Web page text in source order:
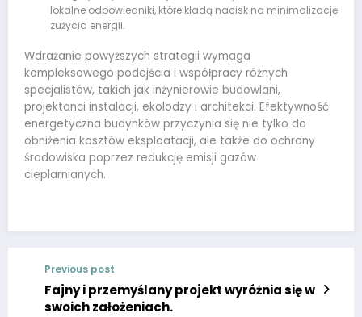
lokalne odpowiedniki, które kładą nacisk na minimalizację
zużycia energii.
Wdrażanie powyższych strategii wymaga
kompleksowego podejścia i współpracy różnych
specjalistów, takich jak inżynierowie budowlani,
projektanci instalacji, ekolodzy i architekci. Efektywność
energetyczna budynków przyczynia się nie tylko do
obniżenia kosztów eksploatacji, ale także do ochrony
środowiska poprzez redukcję emisji gazów
cieplarnianych.
Previous post
Fajny i przemyślany projekt wyróżnia się w
swoich założeniach.